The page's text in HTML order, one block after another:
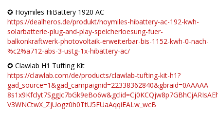
✪ Hoymiles HiBattery 1920 AC
https://dealheros.de/produkt/hoymiles-hibattery-ac-192-kwh-
solarbatterie-plug-and-play-speicherloesung-fuer-
balkonkraftwerk-photovoltaik-erweiterbar-bis-1152-kwh-0-nach-
%c2%a712-abs-3-ustg-1x-hibattery-ac/
✪ Clawlab H1 Tufting Kit
https://clawlab.com/de/products/clawlab-tufting-kit-h1?
gad_source=1&gad_campaignid=22338362840&gbraid=0AAAAA-
V3WNCtwX_ZjUogz0h0TtU5FUaAqqiEALw_wcB